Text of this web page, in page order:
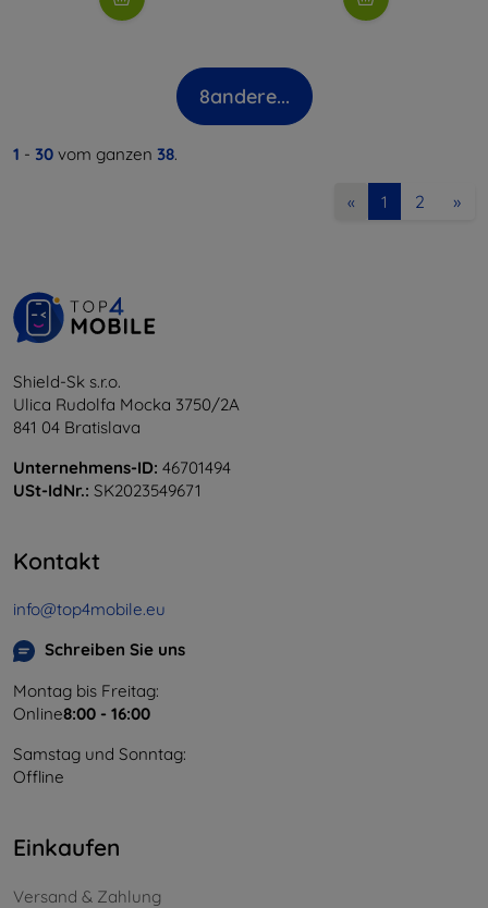
8andere...
1 - 30 vom ganzen 38.
« 1 2 »
Shield-Sk s.r.o.
Ulica Rudolfa Mocka 3750/2A
841 04 Bratislava
Unternehmens-ID: 46701494
USt-IdNr.: SK2023549671
Kontakt
info@top4mobile.eu
Schreiben Sie uns
Montag bis Freitag:
Online8:00 - 16:00
Samstag und Sonntag:
Offline
Einkaufen
Versand & Zahlung